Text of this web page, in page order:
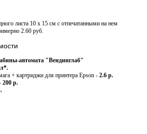
листа 10 х 15 см с отпечатанными на нем
2.60 руб.
автомата "Вендинглаб"
+ картриджи для принтера Epson - 2.6 р.
200 р.